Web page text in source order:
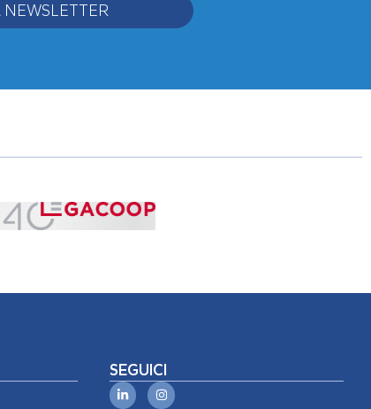
NEWSLETTER
SEGUICI